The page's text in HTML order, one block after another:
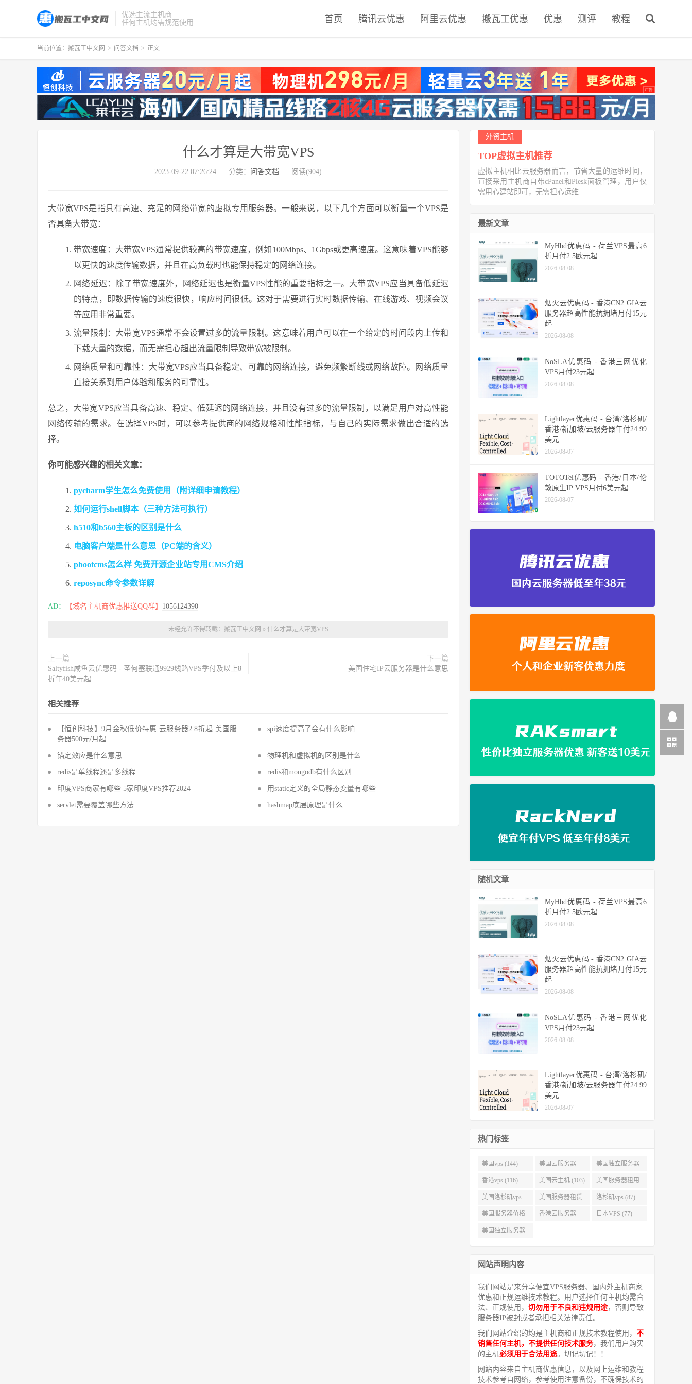
优选主流主机商
任何主机均需规范使用
首页 腾讯云优惠 阿里云优惠 搬瓦工优惠 优惠 测评 教程
当前位置： 搬瓦工中文网 > 问答文档 > 正文
什么才算是大带宽VPS
2023-09-22 07:26:24 分类： 问答文档 阅读(904)
大带宽VPS是指具有高速、充足的网络带宽的虚拟专用服务器。一般来说，以下几个方面可以衡量一个VPS是
否具备大带宽：
带宽速度：大带宽VPS通常提供较高的带宽速度，例如100Mbps、1Gbps或更高速度。这意味着VPS能够
以更快的速度传输数据，并且在高负载时也能保持稳定的网络连接。
网络延迟：除了带宽速度外，网络延迟也是衡量VPS性能的重要指标之一。大带宽VPS应当具备低延迟
的特点，即数据传输的速度很快，响应时间很低。这对于需要进行实时数据传输、在线游戏、视频会议
等应用非常重要。
流量限制：大带宽VPS通常不会设置过多的流量限制。这意味着用户可以在一个给定的时间段内上传和
下载大量的数据，而无需担心超出流量限制导致带宽被限制。
网络质量和可靠性：大带宽VPS应当具备稳定、可靠的网络连接，避免频繁断线或网络故障。网络质量
直接关系到用户体验和服务的可靠性。
总之，大带宽VPS应当具备高速、稳定、低延迟的网络连接，并且没有过多的流量限制，以满足用户对高性能
网络传输的需求。在选择VPS时，可以参考提供商的网络规格和性能指标，与自己的实际需求做出合适的选
择。
你可能感兴趣的相关文章：
pycharm学生怎么免费使用（附详细申请教程）
如何运行shell脚本（三种方法可执行）
h510和b560主板的区别是什么
电脑客户端是什么意思（PC端的含义）
pbootcms怎么样 免费开源企业站专用CMS介绍
reposync命令参数详解
AD： 【域名主机商优惠推送QQ群】 1056124390
未经允许不得转载： 搬瓦工中文网 » 什么才算是大带宽VPS
上一篇
Saltyfish咸鱼云优惠码 - 圣何塞联通9929线路VPS季付及以上8
折年40美元起
下一篇
美国住宅IP云服务器是什么意思
相关推荐
【恒创科技】9月金秋低价特惠 云服务器2.8折起 美国服
务器500元/月起
spi速度提高了会有什么影响
锚定效应是什么意思 物理机和虚拟机的区别是什么
redis是单线程还是多线程 redis和mongodb有什么区别
印度VPS商家有哪些 5家印度VPS推荐2024 用static定义的全局静态变量有哪些
servlet需要覆盖哪些方法 hashmap底层原理是什么
外贸主机
TOP虚拟主机推荐
虚拟主机相比云服务器而言，节省大量的运维时间，
直接采用主机商自带cPanel和Plesk面板管理，用户仅
需用心建站即可，无需担心运维
最新文章
MyHbd优惠码 - 荷兰VPS最高6
折月付2.5欧元起
2026-08-08
烟火云优惠码 - 香港CN2 GIA云
服务器超高性能抗拥堵月付15元
起
2026-08-08
NoSLA优惠码 - 香港三网优化
VPS月付23元起
2026-08-08
Lightlayer优惠码 - 台湾/洛杉矶/
香港/新加坡/云服务器年付24.99
美元
2026-08-07
TOTOTel优惠码 - 香港/日本/伦
敦原生IP VPS月付6美元起
2026-08-07
随机文章
MyHbd优惠码 - 荷兰VPS最高6
折月付2.5欧元起
2026-08-08
烟火云优惠码 - 香港CN2 GIA云
服务器超高性能抗拥堵月付15元
起
2026-08-08
NoSLA优惠码 - 香港三网优化
VPS月付23元起
2026-08-08
Lightlayer优惠码 - 台湾/洛杉矶/
香港/新加坡/云服务器年付24.99
美元
2026-08-07
热门标签
美国vps (144) 美国云服务器
(143)
美国独立服务器
(118)
香港vps (116) 美国云主机 (103) 美国服务器租用
(99)
美国洛杉矶vps
(94)
美国服务器租赁
(91)
洛杉矶vps (87)
美国服务器价格
(82)
香港云服务器 日本VPS (77)
美国独立服务器
网站声明内容
我们网站是来分享便宜VPS服务器、国内外主机商家
优惠和正规运维技术教程。用户选择任何主机均需合
法、正规使用， 切勿用于不良和违规用途，否则导致
服务器IP被封或者承担相关法律责任。
我们网站介绍的均是主机商和正规技术教程使用， 不
销售任何主机，不提供任何技术服务，我们用户购买
的主机必须用于合法用途。切记切记！！
网站内容来自主机商优惠信息，以及网上运维和教程
技术参考自网络，参考使用注意备份，不确保技术的